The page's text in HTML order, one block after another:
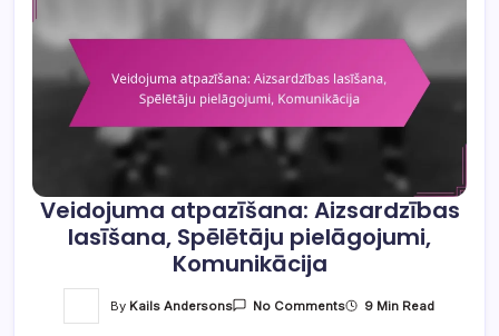
Veidojuma atpazīšana: Aizsardzības
lasīšana, Spēlētāju pielāgojumi,
Komunikācija
By Kails Andersons No CommentsOn 9 Min Read